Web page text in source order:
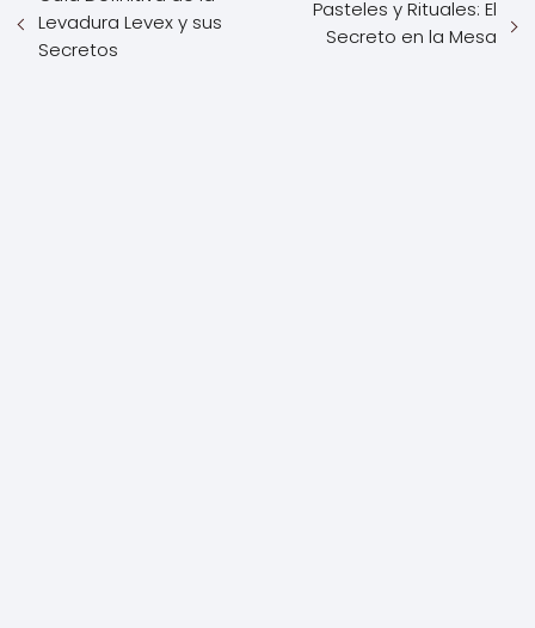
Levadura Levex y sus
Secretos
Pasteles y Rituales: El
Secreto en la Mesa